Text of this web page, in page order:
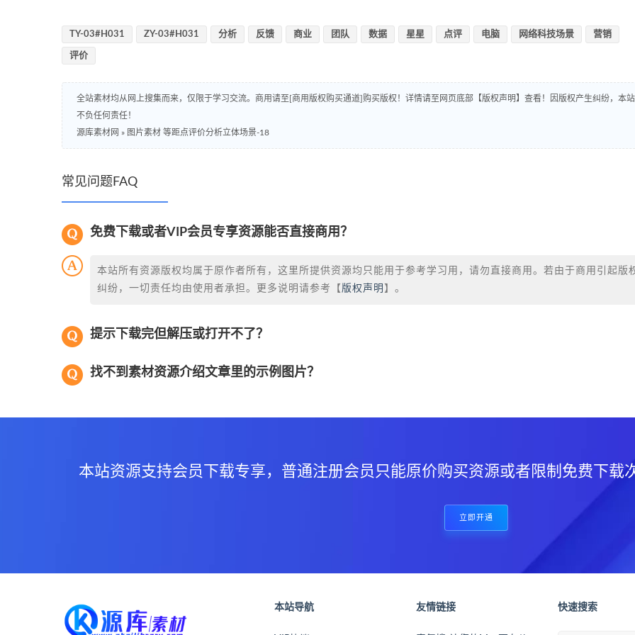
TY-03#H031 ZY-03#H031 分析 反馈 商业 团队 数据 星星 点评 电脑 网络科技场景 营销
评价
全站素材均从网上搜集而来，仅限于学习交流。商用请至[商用版权购买通道]购买版权！详情请至网页底部【版权声明】查看！因版权产生纠纷，本站
不负任何责任！
源库素材网 » 图片素材 等距点评价分析立体场景-18
常见问题FAQ
免费下载或者VIP会员专享资源能否直接商用？
本站所有资源版权均属于原作者所有，这里所提供资源均只能用于参考学习用，请勿直接商用。若由于商用引起版
纠纷，一切责任均由使用者承担。更多说明请参考【 版权声明 】。
提示下载完但解压或打开不了？
找不到素材资源介绍文章里的示例图片？
本站资源支持会员下载专享，普通注册会员只能原价购买资源或者限制免费下载
立即开通
本站导航 友情链接 快速搜索